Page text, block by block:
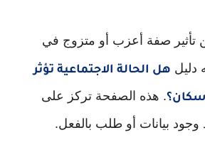
تأثير صفة أعزب أو متزوج في
دليل هل الحالة الاجتماعية تؤثر
. هذه الصفحة تركز على
وجود بيانات أو طلب بالفعل.